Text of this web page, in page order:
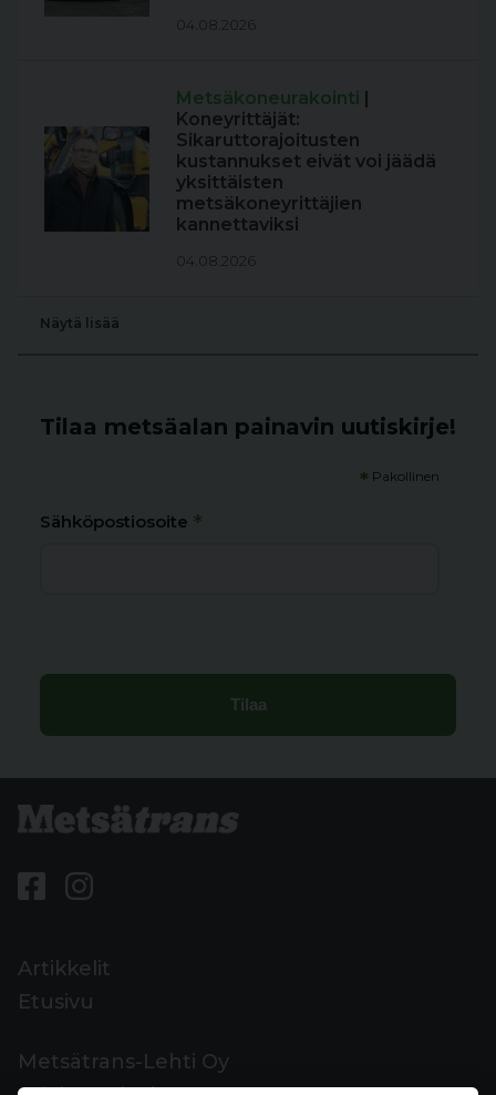
04.08.2026
Metsäkoneurakointi |
Koneyrittäjät:
Sikaruttorajoitusten
kustannukset eivät voi jäädä
yksittäisten
metsäkoneyrittäjien
kannettaviksi
04.08.2026
Näytä lisää
Tilaa metsäalan painavin uutiskirje!
* Pakollinen
Sähköpostiosoite *
Artikkelit
Etusivu
Metsätrans-Lehti Oy